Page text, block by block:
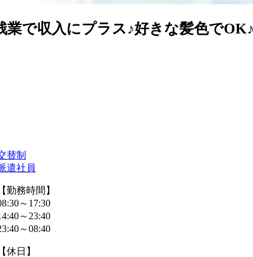
業で収入にプラス♪好きな髪色で
替制
遣社員
【勤務時間】
～17:30
～23:40
～08:40
【休日】